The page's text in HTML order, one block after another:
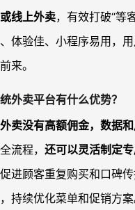
线上外卖，有效打破“等
体验佳、小程序易用，
来。
外卖平台有什么优势？
卖没有高额佣金，数据
流程， 还可以灵活制定
进顾客重复购买和口碑
持续优化菜单和促销方